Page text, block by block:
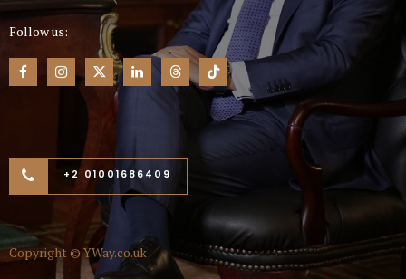
Follow us:
+2 01001686409
Copyright ©YWay.co.uk